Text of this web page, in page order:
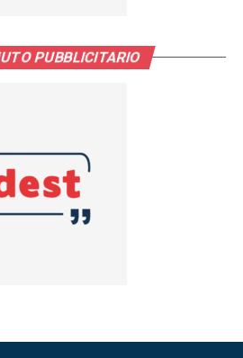
PUBBLICITARIO